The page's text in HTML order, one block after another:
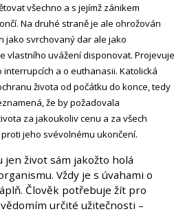
všechno a s jejímž zánikem
Na druhé straně je ale ohrožován
jako svrchovaný dar ale jako
vlastního uvážení disponovat. Projevuje
a o euthanasii. Katolická
života od počátku do konce, tedy
že by požadovala
za jakoukoliv cenu a za všech
jeho svévolnému ukončení.
jen život sám jakožto holá
Vždy je s úvahami o
Člověk potřebuje žít pro
určité užitečnosti –